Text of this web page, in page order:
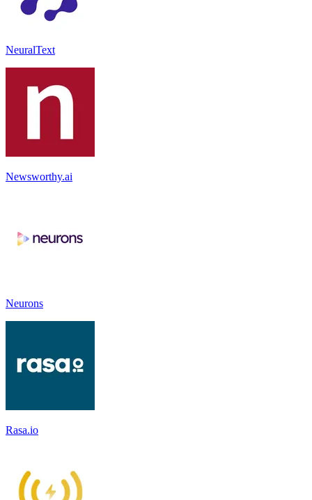
NeuralText
Newsworthy.ai
Neurons
Rasa.io